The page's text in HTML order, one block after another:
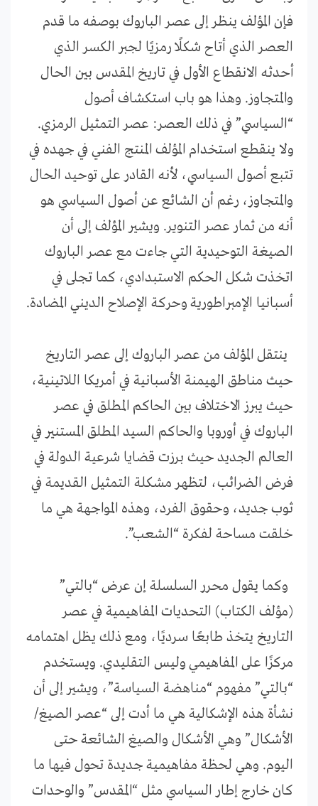
فإن المؤلف ينظر إلى عصر الباروك بوصفه ما قدم
العصر الذي أتاح شكلًا رمزيًا لجبر الكسر الذي
أحدثه الانقطاع الأول في تاريخ المقدس بين الحال
والمتجاوز. وهذا هو باب استكشاف أصول
“السياسي” في ذلك العصر: عصر التمثيل الرمزي.
ولا ينقطع استخدام المؤلف المنتج الفني في جهده في
تتبع أصول السياسي، لأنه القادر على توحيد الحال
والمتجاوز، رغم أن الشائع عن أصول السياسي هو
أنه من ثمار عصر التنوير. ويشير المؤلف إلى أن
الصيغة التوحيدية التي جاءت مع عصر الباروك
اتخذت شكل الحكم الاستبدادي، كما تجلى في
أسبانيا الإمبراطورية وحركة الإصلاح الديني المضادة.
ينتقل المؤلف من عصر الباروك إلى عصر التاريخ
حيث مناطق الهيمنة الأسبانية في أمريكا اللاتينية،
حيث يبرز الاختلاف بين الحاكم المطلق في عصر
الباروك في أوروبا والحاكم السيد المطلق المستنير في
العالم الجديد حيث برزت قضايا شرعية الدولة في
فرض الضرائب، لتظهر مشكلة التمثيل القديمة في
ثوب جديد، وحقوق الفرد، وهذه المواجهة هي ما
خلقت مساحة لفكرة “الشعب”.
وكما يقول محرر السلسلة إن عرض “بالتي”
(مؤلف الكتاب) التحديات المفاهيمية في عصر
التاريخ يتخذ طابعًا سرديًا، ومع ذلك يظل اهتمامه
مركزًا على المفاهيمي وليس التقليدي. ويستخدم
“بالتي” مفهوم “مناهضة السياسة”، ويشير إلى أن
نشأة هذه الإشكالية هي ما أدت إلى “عصر الصيغ/
الأشكال” وهي الأشكال والصيغ الشائعة حتى
اليوم. وهي لحظة مفاهيمية جديدة تحول فيها ما
كان خارج إطار السياسي مثل “المقدس” والوحدات